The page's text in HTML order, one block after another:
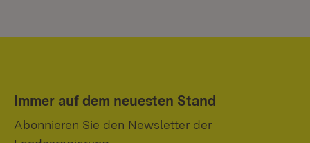
Immer auf dem neuesten Stand
Abonnieren Sie den Newsletter der